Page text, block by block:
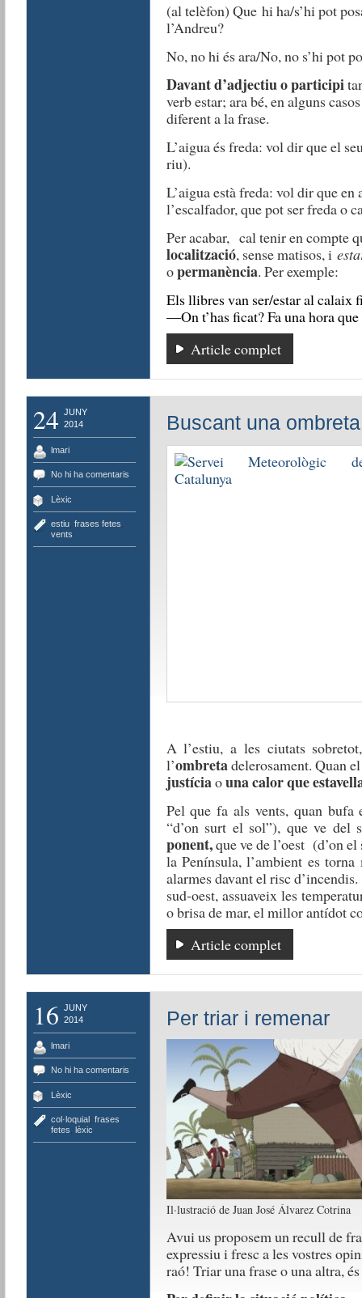
(al telèfon) Que hi ha/s’hi pot
l’Andreu?
No, no hi és ara/No, no s’hi pot
Davant d’adjectiu o participi
verb estar; ara bé, en alguns
diferent a la frase.
L’aigua és freda: vol dir que el
riu).
L’aigua està freda: vol dir que en
l’escalfador, que pot ser freda o
Per acabar, cal tenir en compte
localització, sense matisos, i
opermanència. Per exemple:
Els llibres van ser/estar al calaix
—On t’has ficat? Fa una hora
Article complet
24 JUNY
2014
lmari
No hi ha comentaris
Lèxic
estiu, frases fetes
vents
Buscant una
A l’estiu, a les ciutats
l’ombretadelerosament. Quan
justíciaouna calor que
Pel que fa als vents, quan
“d’on surt el sol”), que ve del
ponent,que ve de l’oest (d’on
la Península, l’ambient es
alarmes davant el risc
sud-oest, assuaveix les
o brisa de mar, el millor antídot
Article complet
16 JUNY
2014
lmari
No hi ha comentaris
Lèxic
col·loquial, frases
fetes lèxic
Per triar i remenar
Il·lustració de Juan José Álvarez Cotrina
Avui us proposem un recull de
expressiu i fresc a les vostres
raó! Triar una frase o una altra,